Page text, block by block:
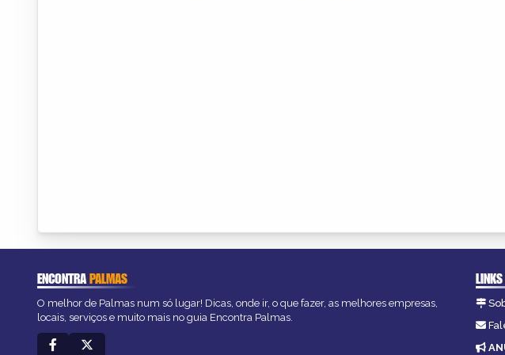
ENCONTRAPALMAS
O melhor de Palmas num só lugar! Dicas, onde ir, o que fazer, as melhores empresas,
locais, serviços e muito mais no guia Encontra Palmas.